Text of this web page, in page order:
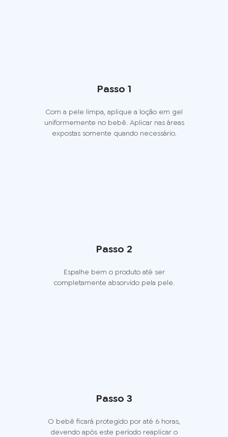
Passo 1
Com a pele limpa, aplique a loção em gel
uniformemente no bebê. Aplicar nas áreas
expostas somente quando necessário.
Passo 2
Espalhe bem o produto até ser
completamente absorvido pela pele.
Passo 3
O bebê ficará protegido por até 6 horas,
devendo após este período reaplicar o